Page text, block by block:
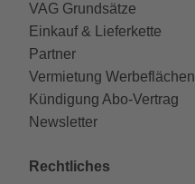
VAG Grundsätze
Einkauf & Lieferkette
Partner
Vermietung Werbeflächen
Kündigung Abo-Vertrag
Newsletter
Rechtliches